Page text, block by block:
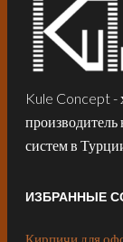
Kule Concept -
систем в
ИЗБРАННЫЕ
Кирпичи для